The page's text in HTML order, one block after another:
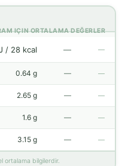
IÇIN ORTALAMA DEĞERLER
/ 28 kcal — —
0.64 g — —
2.65 g — —
1.6 g — —
3.15 g — —
ortalama bilgilerdir.